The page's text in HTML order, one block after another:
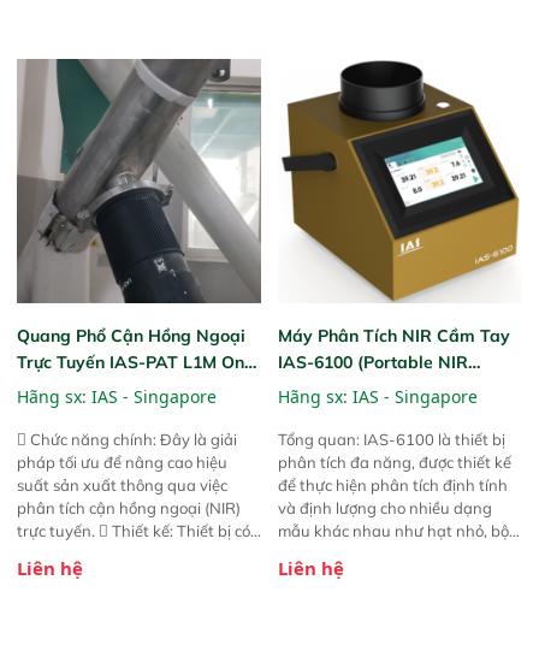
ngành công nghiệp khác nhau. 
Độ nhạy cao: Trang bị đầu dò
InGaAs độ nhạy cao, cung cấp
phản hồi phổ tuyến tính đầy đủ,
đảm bảo độ chính xác và khả
năng lặp lại tối ưu.
trực tiếp ngoài đồng ruộng.
Quang Phổ Cận Hồng Ngoại
Trực Tuyến IAS-PAT L1M On-
Line NIR
Hãng sx: IAS - Singapore
 Chức năng chính: Đây là giải
pháp tối ưu để nâng cao hiệu
suất sản xuất thông qua việc
phân tích cận hồng ngoại (NIR)
trực tuyến.  Thiết kế: Thiết bị có
hỗ trợ tản nhiệt tăng cường và đã
Liên hệ
Máy Phân Tích NIR Cầm Tay
IAS-6100 (Portable NIR
Analyzer)
Hãng sx: IAS - Singapore
Tổng quan: IAS-6100 là thiết bị
phân tích đa năng, được thiết kế
để thực hiện phân tích định tính
và định lượng cho nhiều dạng
mẫu khác nhau như hạt nhỏ, bột,
này cho phép bất kỳ ai cũng có
Liên hệ